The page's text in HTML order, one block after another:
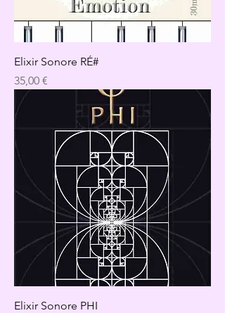
Elixir Sonore RÉ#
Precio
35,00 €
Elixir Sonore PHI